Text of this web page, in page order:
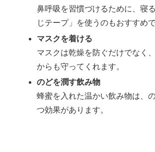
鼻呼吸を習慣づけるために、寝
じテープ」を使うのもおすすめで
マスクを着ける
マスクは乾燥を防ぐだけでなく
からも守ってくれます。
のどを潤す飲み物
蜂蜜を入れた温かい飲み物は、
つ効果があります。